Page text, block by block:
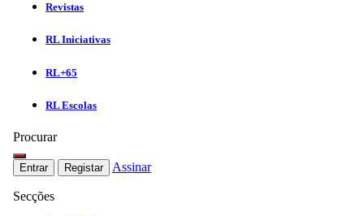
Revistas
RL Iniciativas
RL+65
RL Escolas
Procurar
Entrar Registar Assinar
Secções